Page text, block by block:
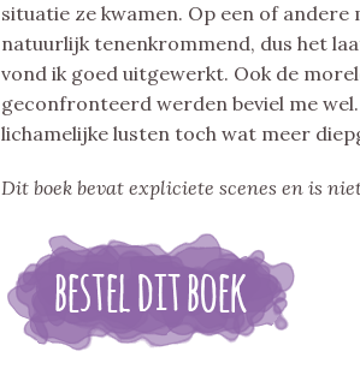
situatie ze kwamen. Op een of
natuurlijk tenenkrommend, dus het
vond ik goed uitgewerkt. Ook de
geconfronteerd werden beviel me
lichamelijke lusten toch wat meer
Dit boek bevat expliciete scenes en is